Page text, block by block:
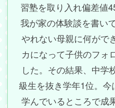
習塾を取り入れ偏差値
我が家の体験談を書い
やれない母親に何が
カになって子供のフォ
した。その結果、中学
級生を抜き学年1位。
学んでいるところで成